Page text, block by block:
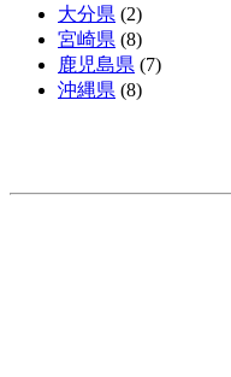
大分県 (2)
宮崎県 (8)
鹿児島県 (7)
沖縄県 (8)